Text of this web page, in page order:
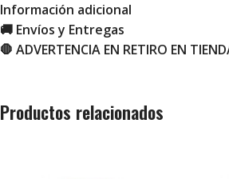
Información adicional
🚚 Envíos y Entregas
🛑 ADVERTENCIA EN RETIRO EN
Productos relacionados